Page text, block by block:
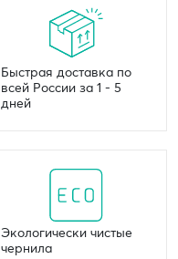
Быстрая доставка по
всей России за 1 - 5
дней
Экологически чистые
чернила